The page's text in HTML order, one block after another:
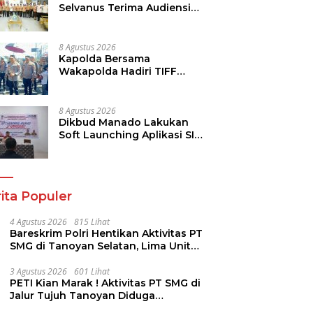
Selvanus Terima Audiensi
8 Agustus 2026
Kapolda Bersama
Wakapolda Hadiri TIFF
Keamanan
8 Agustus 2026
Dikbud Manado Lakukan
Soft Launching Aplikasi SI
Populer
4 Agustus 2026 815 Lihat
Bareskrim Polri Hentikan Aktivitas PT
SMG di Tanoyan Selatan, Lima Unit
3 Agustus 2026 601 Lihat
PETI Kian Marak ! Aktivitas PT SMG di
Jalur Tujuh Tanoyan Diduga